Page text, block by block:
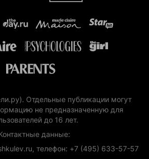
Отдельные публикации могут
не предназначенную для
до 16 лет.
данные:
телефон: +7 (495) 633-57-57